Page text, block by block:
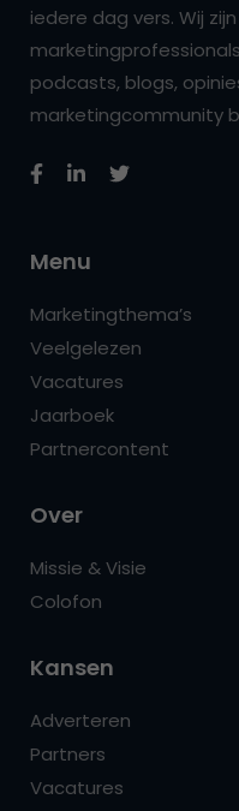
iedere dag vers. Wij
podcasts, blogs,
marketingcommunity
Menu
Marketingthema’s
Veelgelezen
Vacatures
Jaarboek
Partnercontent
Over
Missie & Visie
Colofon
Kansen
Adverteren
Partners
Vacatures